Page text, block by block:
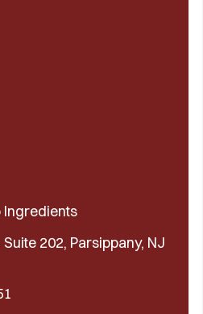
Ingredients
Suite 202, Parsippany, NJ